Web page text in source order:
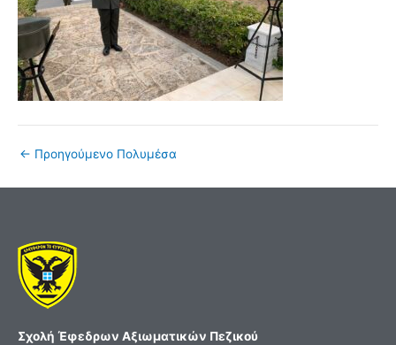
← Προηγούμενο Πολυμέσα
Σχολή Έφεδρων Αξιωματικών Πεζικού